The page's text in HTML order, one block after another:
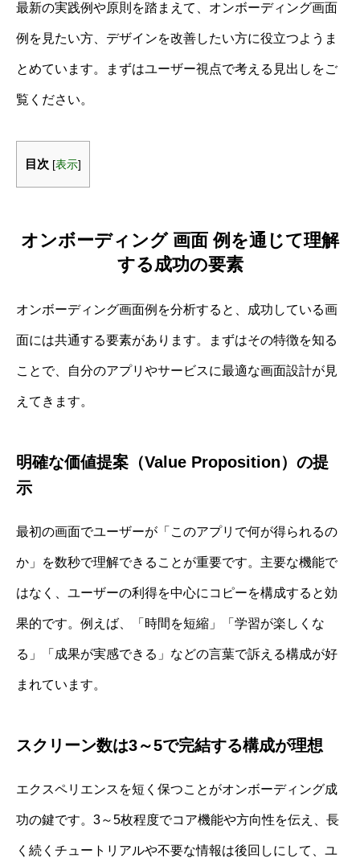
最新の実践例や原則を踏まえて、オンボーディング画面
例を見たい方、デザインを改善したい方に役立つようま
とめています。まずはユーザー視点で考える見出しをご
覧ください。
目次 [表示]
オンボーディング 画面 例を通じて理解
する成功の要素
オンボーディング画面例を分析すると、成功している画
面には共通する要素があります。まずはその特徴を知る
ことで、自分のアプリやサービスに最適な画面設計が見
えてきます。
明確な価値提案（Value Proposition）の提
示
最初の画面でユーザーが「このアプリで何が得られるの
か」を数秒で理解できることが重要です。主要な機能で
はなく、ユーザーの利得を中心にコピーを構成すると効
果的です。例えば、「時間を短縮」「学習が楽しくな
る」「成果が実感できる」などの言葉で訴える構成が好
まれています。
スクリーン数は3～5で完結する構成が理想
エクスペリエンスを短く保つことがオンボーディング成
功の鍵です。3～5枚程度でコア機能や方向性を伝え、長
く続くチュートリアルや不要な情報は後回しにして、ユ